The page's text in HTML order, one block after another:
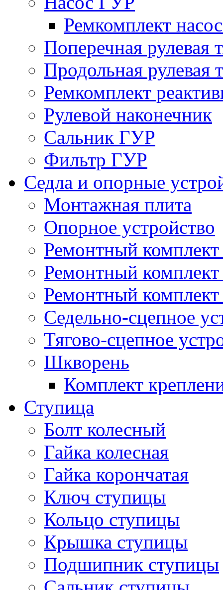
Ремкомплект
Поперечная рулевая
Продольная рулевая
Ремкомплект
Рулевой наконечник
Сальник ГУР
Фильтр ГУР
Седла и опорные
Монтажная плита
Опорное устройство
Ремонтный комплект
Ремонтный
Ремонтный комплект
Седельно-сцепное
Тягово-сцепное
Шкворень
Комплект
Ступица
Болт колесный
Гайка колесная
Гайка корончатая
Ключ ступицы
Кольцо ступицы
Крышка ступицы
Подшипник ступицы